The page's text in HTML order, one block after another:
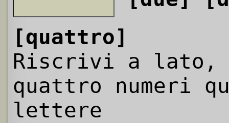
[quattro]
Riscrivi a
quattro numeri
lettere